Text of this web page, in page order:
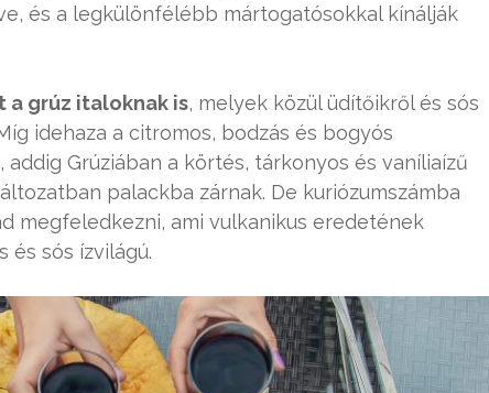
és a legkülönfélébb mártogatósokkal kínálják
grúz italoknak is, melyek közül üdítőikről és sós
idehaza a citromos, bodzás és bogyós
Grúziában a körtés, tárkonyos és vaníliaízű
palackba zárnak. De kuriózumszámba
megfeledkezni, ami vulkanikus eredetének
és sós ízvilágú.